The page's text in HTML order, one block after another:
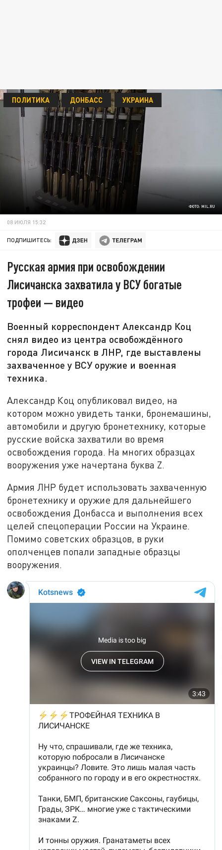
ФОТО: MIL.RU
ПОЛИТИКА ДОНБАСС УКРАИНА
08 ИЮЛЯ 15:32
ПОДПИШИТЕСЬ:
Русская армия при освобождении
Лисичанска захватила у ВСУ богатые
трофеи — видео
Военный корреспондент Александр Коц
снял видео из центра освобождённого
города Лисичанск в ЛНР, где выставлены
захваченное у ВСУ оружие и военная
техника.
Александр Коц опубликовал видео, на
котором можно увидеть танки, бронемашины,
автомобили и другую бронетехнику, которые
русские войска захватили во время
освобождения города. На многих образцах
вооружения уже начертана буква Z.
Армия ЛНР будет использовать захваченную
бронетехнику и оружие для дальнейшего
освобождения Донбасса и выполнения всех
целей спецоперации России на Украине.
Помимо советских образцов, в руки
ополченцев попали западные образцы
вооружения.